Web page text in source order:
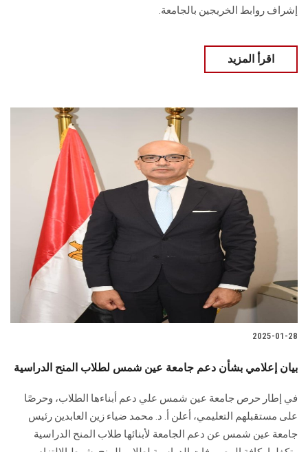
إشراف روابط الخريجين بالجامعة.
اقرأ المزيد
2025-01-28
في إطار حرص جامعة عين شمس علي دعم أبناءها الطلاب، وحرصًا
على مستقبلهم ‏التعليمي، أعلن أ. د. محمد ضياء زين العابدين ‏رئيس
جامعة عين شمس عن دعم الجامعة لأبنائها طلاب المنح الدراسية